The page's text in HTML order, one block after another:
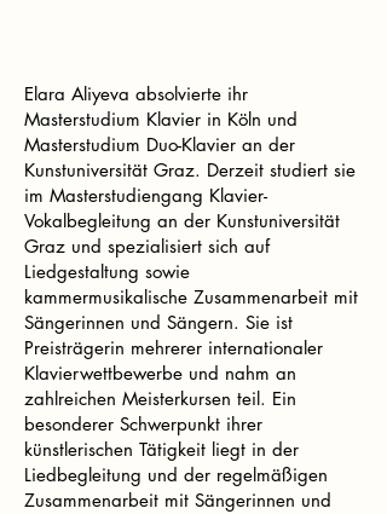
Elara Aliyeva absolvierte ihr
Masterstudium Klavier in Köln und
Masterstudium Duo-Klavier an der
Kunstuniversität Graz. Derzeit studiert sie
im Masterstudiengang Klavier-
Vokalbegleitung an der Kunstuniversität
Graz und spezialisiert sich auf
Liedgestaltung sowie
kammermusikalische Zusammenarbeit mit
Sängerinnen und Sängern. Sie ist
Preisträgerin mehrerer internationaler
Klavierwettbewerbe und nahm an
zahlreichen Meisterkursen teil. Ein
besonderer Schwerpunkt ihrer
künstlerischen Tätigkeit liegt in der
Liedbegleitung und der regelmäßigen
Zusammenarbeit mit Sängerinnen und